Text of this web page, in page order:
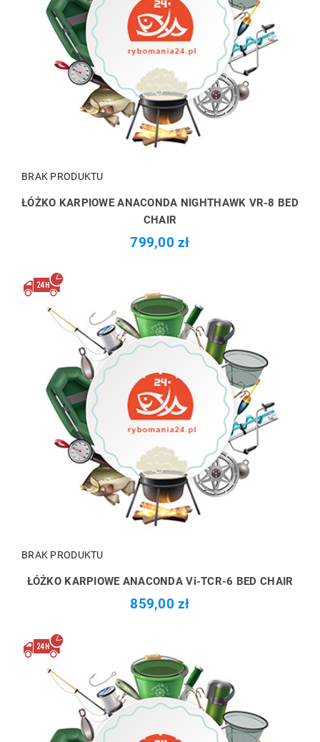
BRAK PRODUKTU
ŁÓŻKO KARPIOWE ANACONDA NIGHTHAWK VR-8 BED
CHAIR
799,00 zł
BRAK PRODUKTU
ŁÓŻKO KARPIOWE ANACONDA Vi-TCR-6 BED CHAIR
859,00 zł